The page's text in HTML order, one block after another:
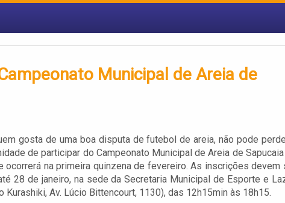
Municipal de Areia de
gosta de uma boa disputa de futebol de areia, não pode
de participar do Campeonato Municipal de Areia de
ocorrerá na primeira quinzena de fevereiro. As inscrições devem
28 de janeiro, na sede da Secretaria Municipal de Esporte e
Kurashiki, Av. Lúcio Bittencourt, 1130), das 12h15min às 18h15.